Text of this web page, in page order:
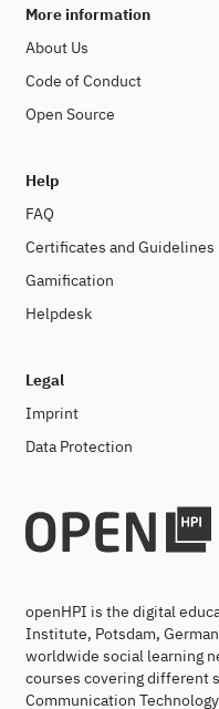
More information
About Us
Code of Conduct
Open Source
Help
FAQ
Certificates and Guidelines
Gamification
Helpdesk
Legal
Imprint
Data Protection
openHPI is the digital
Institute, Potsdam,
worldwide social learning
courses covering different
Communication